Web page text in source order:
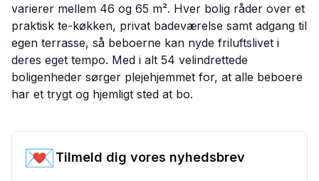
varierer mellem 46 og 65 m². Hver bolig råder over et
praktisk te-køkken, privat badeværelse samt adgang til
egen terrasse, så beboerne kan nyde friluftslivet i
deres eget tempo. Med i alt 54 velindrettede
boligenheder sørger plejehjemmet for, at alle beboere
har et trygt og hjemligt sted at bo.
💌Tilmeld dig vores nyhedsbrev